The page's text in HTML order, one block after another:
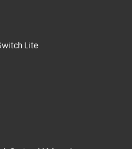
Lite